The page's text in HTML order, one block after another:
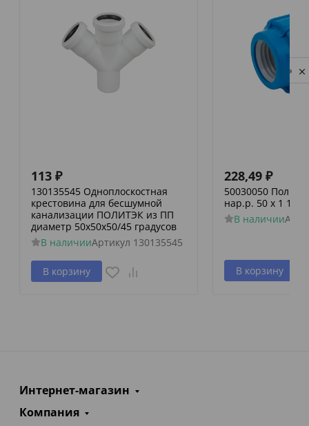
113 ₽
130135545 Одноплоскостная
крестовина для бесшумной
канализации ПОЛИТЭК из ПП
диаметр 50х50х50/45 градусов
В наличииАртикул 130135545
В корзину
228,49 ₽
50030050
нар.р. 50 х 1 1/2
В наличии
В корзину
Интернет-магазин
Компания
Privacy notice